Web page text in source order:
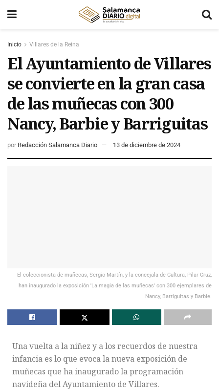
Inicio Villares de la Reina
El Ayuntamiento de Villares
se convierte en la gran casa
de las muñecas con 300
Nancy, Barbie y Barriguitas
por Redacción Salamanca Diario 13 de diciembre de 2024
El coleccionista de muñecas, Sergio Martín, y la concejala de Cultura, Pilar Cruz,
han inaugurado la exposición 'La magia de las muñecas' con 300 ejemplares de
Nancy, Barriguitas y Barbie.
Una vuelta a la niñez y a los recuerdos de nuestra
infancia es lo que evoca la nueva exposición de
muñecas que ha inaugurado la programación
navideña del Ayuntamiento de Villares.